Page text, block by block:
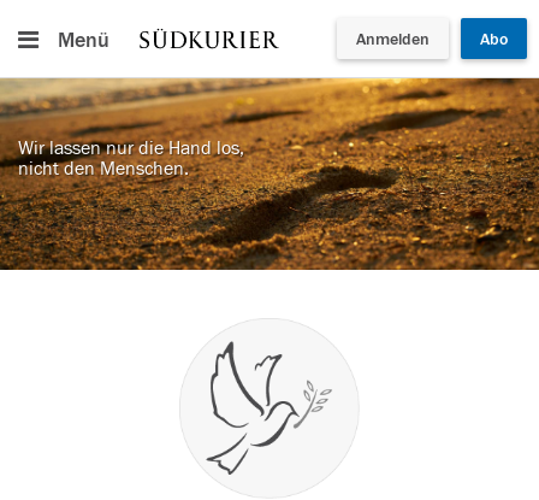
Menü Anmelden Abo
Wir lassen nur die Hand los,
nicht den Menschen.